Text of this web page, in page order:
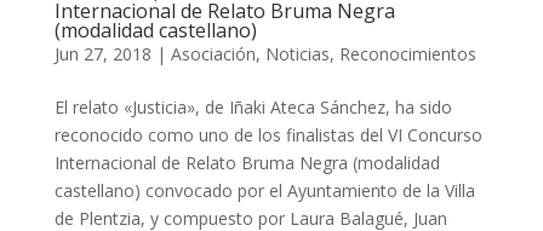
Internacional de Relato Bruma Negra
(modalidad castellano)
Jun 27, 2018 | Asociación, Noticias, Reconocimientos
El relato «Justicia», de Iñaki Ateca Sánchez, ha sido
reconocido como uno de los finalistas del VI Concurso
Internacional de Relato Bruma Negra (modalidad
castellano) convocado por el Ayuntamiento de la Villa
de Plentzia, y compuesto por Laura Balagué, Juan